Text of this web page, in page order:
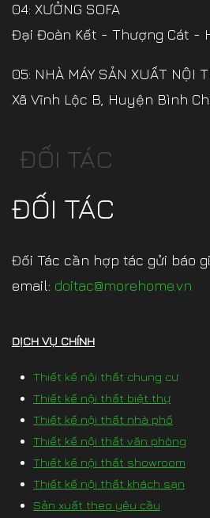
04: XƯỞNG SOFA
Đại Đoàn Kết - Thượng Cát -
05: NHÀ MÁY SẢN XUẤT NỘI
Xã Vĩnh Lộc B, Huyện Bình
ĐỐI TÁC
ĐỐI TÁC
Đối Tác cần hợp tác gửi báo
email: doitac@morehome.vn
DỊCH VỤ CHÍNH
Thiết kế nội thất chung cư
Thiết kế nội thất biệt thự
Thiết kế nội thất nhà phố
Thiết kế nội thất văn phòng
Thiết kế nội thất showroom
Thiết kế nội thất khách sạn
Sản xuất theo yêu cầu